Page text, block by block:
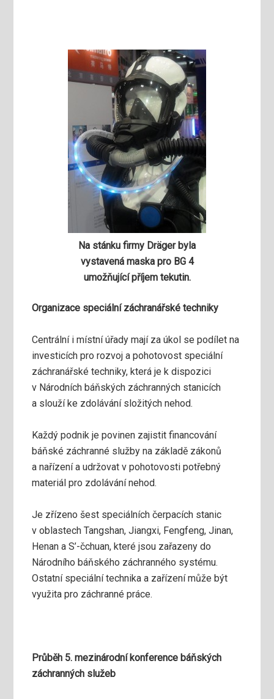
Na stánku firmy Dräger byla
vystavená maska pro BG 4
umožňující příjem tekutin.
Organizace speciální záchranářské techniky
Centrální i místní úřady mají za úkol se podílet na
investicích pro rozvoj a pohotovost speciální
záchranářské techniky, která je k dispozici
v Národních báňských záchranných stanicích
a slouží ke zdolávání složitých nehod.
Každý podnik je povinen zajistit financování
báňské záchranné služby na základě zákonů
a nařízení a udržovat v pohotovosti potřebný
materiál pro zdolávání nehod.
Je zřízeno šest speciálních čerpacích stanic
v oblastech Tangshan, Jiangxi, Fengfeng, Jinan,
Henan a S’-čchuan, které jsou zařazeny do
Národního báňského záchranného systému.
Ostatní speciální technika a zařízení může být
využita pro záchranné práce.
Průběh 5. mezinárodní konference báňských
záchranných služeb